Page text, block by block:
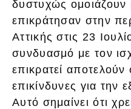
δυστυχώς ομοιάζουν
επικράτησαν στην
Αττικής στις 23
συνδυασμό με τον
επικρατεί αποτελούν
επικίνδυνες για την
Αυτό σημαίνει ότι